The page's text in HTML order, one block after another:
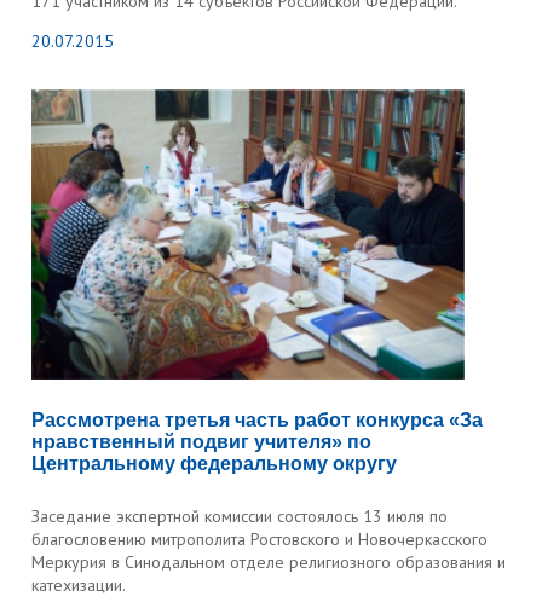
20.07.2015
Рассмотрена третья часть работ конкурса «За
нравственный подвиг учителя» по
Центральному федеральному округу
Заседание экспертной комиссии состоялось 13 июля по
благословению митрополита Ростовского и Новочеркасского
Меркурия в Синодальном отделе религиозного образования и
катехизации.